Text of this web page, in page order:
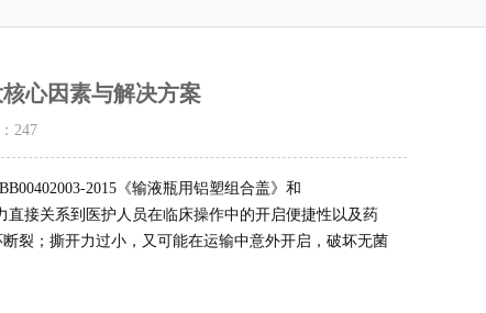
心因素与解决方案
247
2015《输液瓶用铝塑组合盖》和
直接关系到医护人员在临床操作中的开启便捷性以及药
裂；撕开力过小，又可能在运输中意外开启，破坏无菌